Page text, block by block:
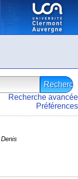
Recherche avancée
Préférences
, Denis